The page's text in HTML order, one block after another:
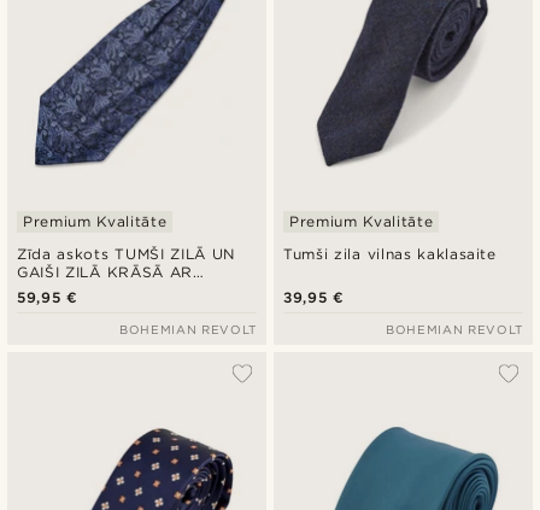
Zīda askots TUMŠI ZILĀ UN
GAIŠI ZILĀ KRĀSĀ AR
PEISLIJA RAKSTU
Premium Kvalitāte
59,95 €
BOHEMIAN REVOLT
Tumši zila vilnas kaklasaite
Premium Kvalitāte
39,95 €
BOHEMIAN REVOLT